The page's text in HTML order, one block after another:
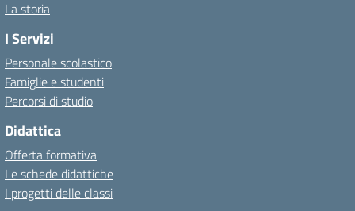
La storia
I Servizi
Personale scolastico
Famiglie e studenti
Percorsi di studio
Didattica
Offerta formativa
Le schede didattiche
I progetti delle classi